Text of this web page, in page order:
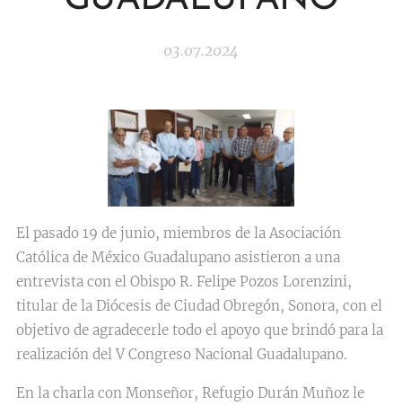
03.07.2024
El pasado 19 de junio, miembros de la Asociación
Católica de México Guadalupano asistieron a una
entrevista con el Obispo R. Felipe Pozos Lorenzini,
titular de la Diócesis de Ciudad Obregón, Sonora, con el
objetivo de agradecerle todo el apoyo que brindó para la
realización del V Congreso Nacional Guadalupano.
En la charla con Monseñor, Refugio Durán Muñoz le